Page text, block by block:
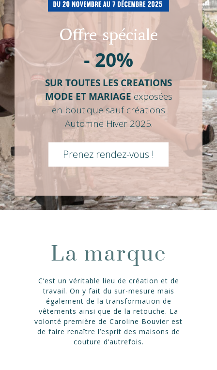
Offre spéciale
- 20%
SUR TOUTES LES CREATIONS
MODE ET MARIAGE exposées
en boutique sauf créations
Automne Hiver 2025.
Prenez rendez-vous !
La marque
C’est un véritable lieu de création et de
travail. On y fait du sur-mesure mais
également de la transformation de
vêtements ainsi que de la retouche. La
volonté première de Caroline Bouvier est
de faire renaître l’esprit des maisons de
couture d’autrefois.